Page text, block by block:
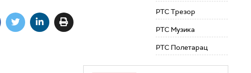
РТС Трезор
РТС Музика
РТС Полетарац